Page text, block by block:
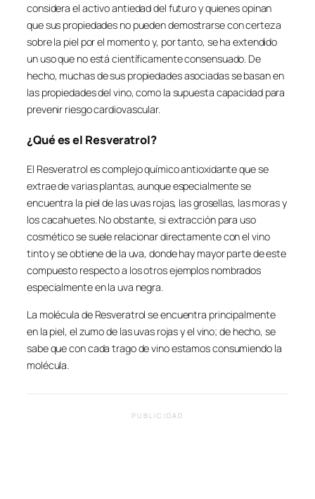
considera el activo antiedad del futuro y quienes opinan
que sus propiedades no pueden demostrarse con certeza
sobre la piel por el momento y, por tanto, se ha extendido
un uso que no está científicamente consensuado. De
hecho, muchas de sus propiedades asociadas se basan en
las propiedades del vino, como la supuesta capacidad para
prevenir riesgo cardiovascular.
¿Qué es el Resveratrol?
El Resveratrol es complejo químico antioxidante que se
extrae de varias plantas, aunque especialmente se
encuentra la piel de las uvas rojas, las grosellas, las moras y
los cacahuetes. No obstante, si extracción para uso
cosmético se suele relacionar directamente con el vino
tinto y se obtiene de la uva, donde hay mayor parte de este
compuesto respecto a los otros ejemplos nombrados
especialmente en la uva negra.
La molécula de Resveratrol se encuentra principalmente
en la piel, el zumo de las uvas rojas y el vino; de hecho, se
sabe que con cada trago de vino estamos consumiendo la
molécula.
PUBLICIDAD